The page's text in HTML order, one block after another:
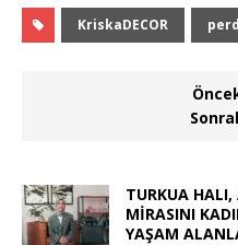
KriskaDECOR
TURKUA
MİRASINI
YAŞAM